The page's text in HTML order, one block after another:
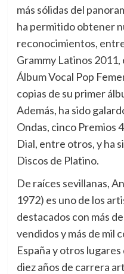
más sólidas del
ha permitido obtener
reconocimientos,
Grammy Latinos
Álbum Vocal Pop
copias de su primer
Además, ha sido
Ondas, cinco Premios
Dial, entre otros, y ha
Discos de Platino.
De raíces sevillanas,
1972) es uno de los
destacados con más
vendidos y más de mil
España y otros
diez años de carrera